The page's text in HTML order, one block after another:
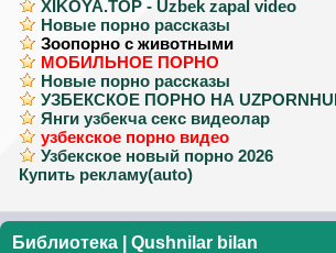
XIKOYA.TOP - Uzbek zapal video
Новые порно рассказы
Зоопорно с животными
МОБИЛЬНОЕ ПОРНО
Новые порно рассказы
УЗБЕКСКОЕ ПОРНО НА
Янги узбекча секс видеолар
узбекское порно видео
Узбекское новый порно 2026
Купить рекламу(auto)
Библиотека Qushnilar bilan